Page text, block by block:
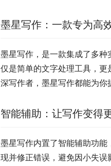
墨星写作：一款专为高
墨星写作，是一款集成了多
仅是简单的文字处理工具，
深写作者，墨星写作都能为你
智能辅助：让写作变得
墨星写作内置了智能辅助功
现并修正错误，避免因小失